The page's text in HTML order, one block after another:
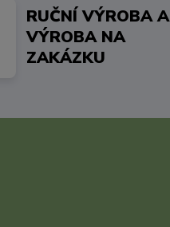
RUČNÍ VÝROBA A
VÝROBA NA
ZAKÁZKU